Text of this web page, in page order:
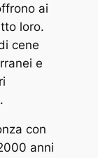
ai
loro.
cene
e
con
anni